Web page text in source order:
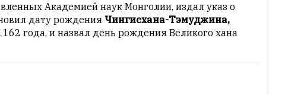
Академией наук Монголии, издал указ о
дату рождения Чингисхана-Тэмуджина,
года, и назвал день рождения Великого хана